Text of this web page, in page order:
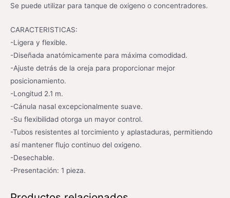
Se puede utilizar para tanque de oxigeno o concentradores.
CARACTERISTICAS:
-Ligera y flexible.
-Diseñada anatómicamente para máxima comodidad.
-Ajuste detrás de la oreja para proporcionar mejor
posicionamiento.
-Longitud 2.1 m.
-Cánula nasal excepcionalmente suave.
-Su flexibilidad otorga un mayor control.
-Tubos resistentes al torcimiento y aplastaduras, permitiendo
así mantener flujo continuo del oxigeno.
-Desechable.
-Presentación: 1 pieza.